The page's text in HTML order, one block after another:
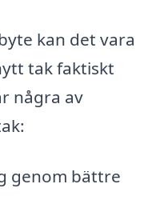
kan det vara
tak faktiskt
några av
genom bättre